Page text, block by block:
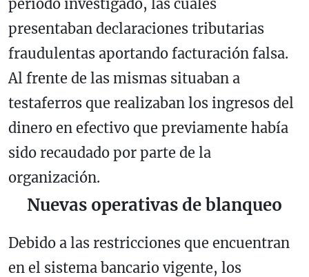
periodo investigado, las cuales
presentaban declaraciones tributarias
fraudulentas aportando facturación falsa.
Al frente de las mismas situaban a
testaferros que realizaban los ingresos del
dinero en efectivo que previamente había
sido recaudado por parte de la
organización.
Nuevas operativas de blanqueo
Debido a las restricciones que encuentran
en el sistema bancario vigente, los